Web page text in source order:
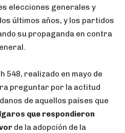
elecciones generales y
últimos años, y los partidos
su propaganda en contra
548, realizado en mayo de
preguntar por la actitud
de aquellos países que
que respondieron
de la adopción de la